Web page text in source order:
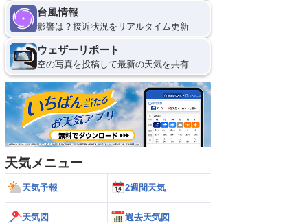
10日(月)
0
台風情報
影響は？接近状況をリアルタイム更新
ウェザーリポート
空の写真を投稿して最新の天気を共有
天気メニュー
天気予報 2週間天気
天気図 過去天気図